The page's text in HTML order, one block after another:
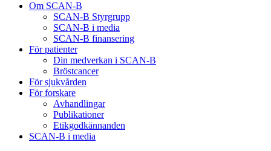
Om SCAN-B
SCAN-B Styrgrupp
SCAN-B i media
SCAN-B finansering
För patienter
Din medverkan i SCAN-B
Bröstcancer
För sjukvården
För forskare
Avhandlingar
Publikationer
Etikgodkännanden
SCAN-B i media